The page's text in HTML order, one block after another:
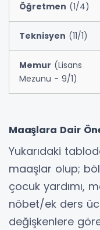
Öğretmen (1/4)
Teknisyen (11/1)
Memur (Lisans
Mezunu - 9/1)
Maaşlara Dair
Yukarıdaki
maaşlar olup;
çocuk yardımı,
nöbet/ek ders
değişkenlere